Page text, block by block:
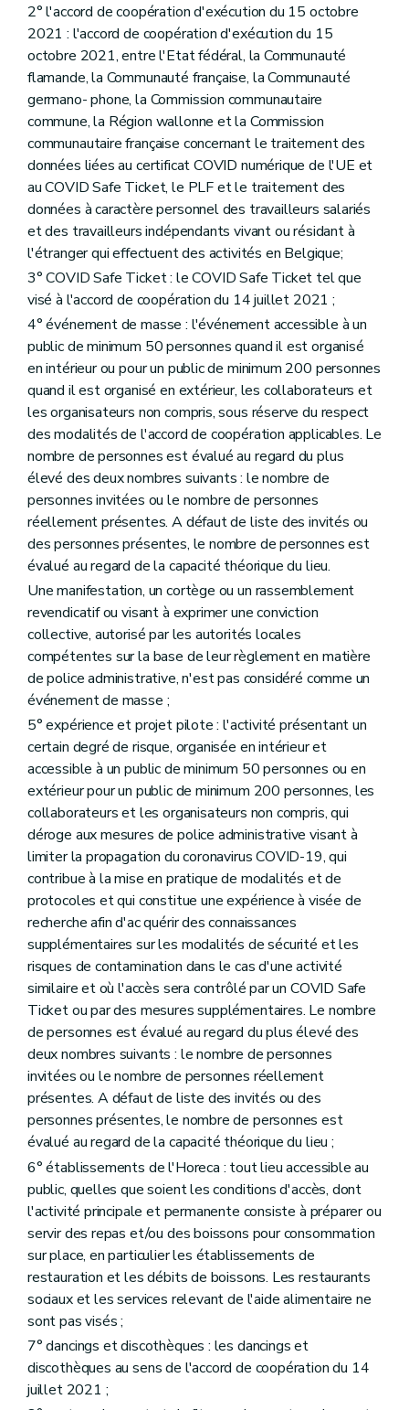
2° l'accord de coopération d'exécution du 15 octobre
2021 : l'accord de coopération d'exécution du 15
octobre 2021, entre l'Etat fédéral, la Communauté
flamande, la Communauté française, la Communauté
germano- phone, la Commission communautaire
commune, la Région wallonne et la Commission
communautaire française concernant le traitement des
données liées au certificat COVID numérique de l'UE et
au COVID Safe Ticket, le PLF et le traitement des
données à caractère personnel des travailleurs salariés
et des travailleurs indépendants vivant ou résidant à
l'étranger qui effectuent des activités en Belgique;
3° COVID Safe Ticket : le COVID Safe Ticket tel que
visé à l'accord de coopération du 14 juillet 2021 ;
4° événement de masse : l'événement accessible à un
public de minimum 50 personnes quand il est organisé
en intérieur ou pour un public de minimum 200 personnes
quand il est organisé en extérieur, les collaborateurs et
les organisateurs non compris, sous réserve du respect
des modalités de l'accord de coopération applicables. Le
nombre de personnes est évalué au regard du plus
élevé des deux nombres suivants : le nombre de
personnes invitées ou le nombre de personnes
réellement présentes. A défaut de liste des invités ou
des personnes présentes, le nombre de personnes est
évalué au regard de la capacité théorique du lieu.
Une manifestation, un cortège ou un rassemblement
revendicatif ou visant à exprimer une conviction
collective, autorisé par les autorités locales
compétentes sur la base de leur règlement en matière
de police administrative, n'est pas considéré comme un
événement de masse ;
5° expérience et projet pilote : l'activité présentant un
certain degré de risque, organisée en intérieur et
accessible à un public de minimum 50 personnes ou en
extérieur pour un public de minimum 200 personnes, les
collaborateurs et les organisateurs non compris, qui
déroge aux mesures de police administrative visant à
limiter la propagation du coronavirus COVID-19, qui
contribue à la mise en pratique de modalités et de
protocoles et qui constitue une expérience à visée de
recherche afin d'ac quérir des connaissances
supplémentaires sur les modalités de sécurité et les
risques de contamination dans le cas d'une activité
similaire et où l'accès sera contrôlé par un COVID Safe
Ticket ou par des mesures supplémentaires. Le nombre
de personnes est évalué au regard du plus élevé des
deux nombres suivants : le nombre de personnes
invitées ou le nombre de personnes réellement
présentes. A défaut de liste des invités ou des
personnes présentes, le nombre de personnes est
évalué au regard de la capacité théorique du lieu ;
6° établissements de l'Horeca : tout lieu accessible au
public, quelles que soient les conditions d'accès, dont
l'activité principale et permanente consiste à préparer ou
servir des repas et/ou des boissons pour consommation
sur place, en particulier les établissements de
restauration et les débits de boissons. Les restaurants
sociaux et les services relevant de l'aide alimentaire ne
sont pas visés ;
7° dancings et discothèques : les dancings et
discothèques au sens de l'accord de coopération du 14
juillet 2021 ;